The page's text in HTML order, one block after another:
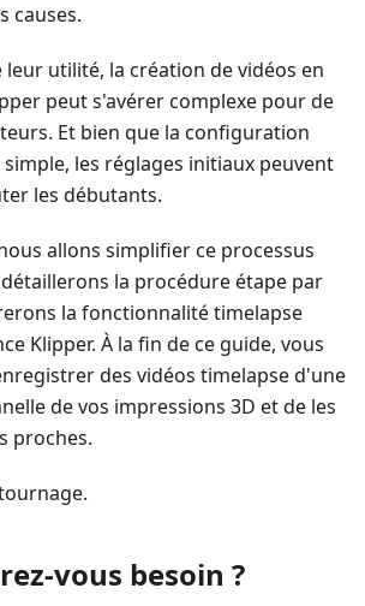
causes.
utilité, la création de vidéos en
peut s'avérer complexe pour de
Et bien que la configuration
les réglages initiaux peuvent
les débutants.
allons simplifier ce processus
la procédure étape par
la fonctionnalité timelapse
Klipper. À la fin de ce guide, vous
des vidéos timelapse d'une
de vos impressions 3D et de les
proches.
vous besoin ?